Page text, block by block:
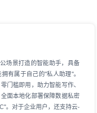
场景打造的智能助手，具备
有属于自己的"私人助理"。
门槛即用，助力智能写作、
面本地化部署保障数据私密
。对于企业用户，还支持云-